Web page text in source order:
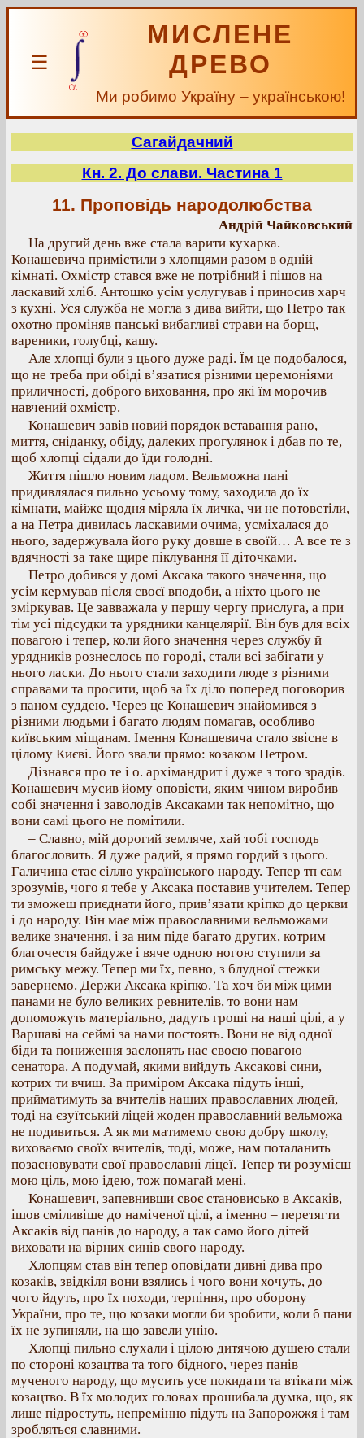
☰
МИСЛЕНЕ
ДРЕВО
Ми робимо Україну – українською!
Сагайдачний
Кн. 2. До слави. Частина 1
11. Проповідь народолюбства
Андрій Чайковський
На другий день вже стала варити кухарка.
Конашевича примістили з хлопцями разом в одній
кімнаті. Охмістр стався вже не потрібний і пішов на
ласкавий хліб. Антошко усім услугував і приносив харч
з кухні. Уся служба не могла з дива вийти, що Петро так
охотно проміняв панські вибагливі страви на борщ,
вареники, голубці, кашу.
Але хлопці були з цього дуже раді. Їм це подобалося,
що не треба при обіді в’язатися різними церемоніями
приличності, доброго виховання, про які їм морочив
навчений охмістр.
Конашевич завів новий порядок вставання рано,
миття, сніданку, обіду, далеких прогулянок і дбав по те,
щоб хлопці сідали до їди голодні.
Життя пішло новим ладом. Вельможна пані
придивлялася пильно усьому тому, заходила до їх
кімнати, майже щодня міряла їх личка, чи не потовстіли,
а на Петра дивилась ласкавими очима, усміхалася до
нього, задержувала його руку довше в своїй… А все те з
вдячності за таке щире піклування її діточками.
Петро добився у домі Аксака такого значення, що
усім кермував після своєї вподоби, а ніхто цього не
зміркував. Це завважала у першу чергу прислуга, а при
тім усі підсудки та урядники канцелярії. Він був для всіх
повагою і тепер, коли його значення через службу й
урядників рознеслось по городі, стали всі забігати у
нього ласки. До нього стали заходити люде з різними
справами та просити, щоб за їх діло поперед поговорив
з паном суддею. Через це Конашевич знайомився з
різними людьми і багато людям помагав, особливо
київським міщанам. Імення Конашевича стало звісне в
цілому Києві. Його звали прямо: козаком Петром.
Дізнався про те і о. архімандрит і дуже з того зрадів.
Конашевич мусив йому оповісти, яким чином виробив
собі значення і заволодів Аксаками так непомітно, що
вони самі цього не помітили.
– Славно, мій дорогий земляче, хай тобі господь
благословить. Я дуже радий, я прямо гордий з цього.
Галичина стає сіллю українського народу. Тепер тп сам
зрозумів, чого я тебе у Аксака поставив учителем. Тепер
ти зможеш приєднати його, прив’язати кріпко до церкви
і до народу. Він має між православними вельможами
велике значення, і за ним піде багато других, котрим
благочестя байдуже і вяче одною ногою ступили за
римську межу. Тепер ми їх, певно, з блудної стежки
завернемо. Держи Аксака кріпко. Та хоч би між цими
панами не було великих ревнителів, то вони нам
допоможуть матеріально, дадуть гроші на наші цілі, а у
Варшаві на сеймі за нами постоять. Вони не від одної
біди та пониження заслонять нас своєю повагою
сенатора. А подумай, якими вийдуть Аксакові сини,
котрих ти вчиш. За приміром Аксака підуть інші,
прийматимуть за вчителів наших православних людей,
тоді на єзуїтський ліцей жоден православний вельможа
не подивиться. А як ми матимемо свою добру школу,
виховаємо своїх вчителів, тоді, може, нам поталанить
позасновувати свої православні ліцеї. Тепер ти розумієш
мою ціль, мою ідею, тож помагай мені.
Конашевич, запевнивши своє становисько в Аксаків,
ішов сміливіше до наміченої цілі, а іменно – перетягти
Аксаків від панів до народу, а так само його дітей
виховати на вірних синів свого народу.
Хлопцям став він тепер оповідати дивні дива про
козаків, звідкіля вони взялись і чого вони хочуть, до
чого йдуть, про їх походи, терпіння, про оборону
України, про те, що козаки могли би зробити, коли б пани
їх не зупиняли, на що завели унію.
Хлопці пильно слухали і цілою дитячою душею стали
по стороні козацтва та того бідного, через панів
мученого народу, що мусить усе покидати та втікати між
козацтво. В їх молодих головах прошибала думка, що, як
лише підростуть, непремінно підуть на Запорожжя і там
зробляться славними.